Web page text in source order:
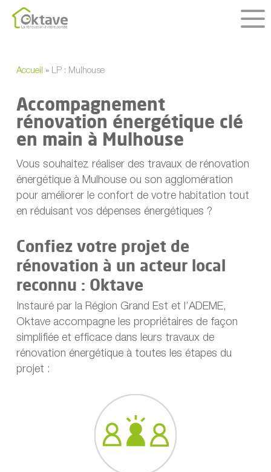
Skip
Accueil » LP : Mulhouse
Accompagnement
rénovation énergétique clé
en main à Mulhouse
Vous souhaitez réaliser des travaux de rénovation
énergétique à Mulhouse ou son agglomération
pour améliorer le confort de votre habitation tout
en réduisant vos dépenses énergétiques ?
Confiez votre projet de
rénovation à un acteur local
reconnu : Oktave
Instauré par la Région Grand Est et l’ADEME,
Oktave accompagne les propriétaires de façon
simplifiée et efficace dans leurs travaux de
rénovation énergétique à toutes les étapes du
projet :